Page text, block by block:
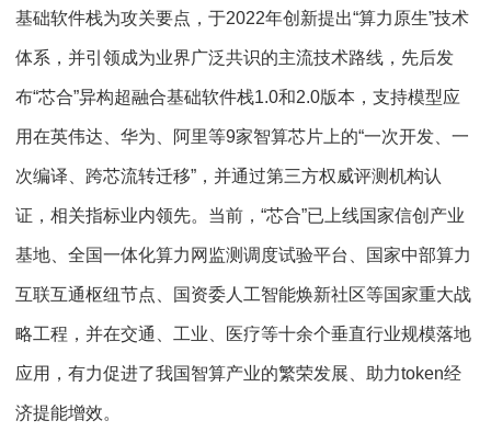
基础软件栈为攻关要点，于2022年创新提出“算力原生”技术
体系，并引领成为业界广泛共识的主流技术路线，先后发
布“芯合”异构超融合基础软件栈1.0和2.0版本，支持模型应
用在英伟达、华为、阿里等9家智算芯片上的“一次开发、一
次编译、跨芯流转迁移”，并通过第三方权威评测机构认
证，相关指标业内领先。当前，“芯合”已上线国家信创产业
基地、全国一体化算力网监测调度试验平台、国家中部算力
互联互通枢纽节点、国资委人工智能焕新社区等国家重大战
略工程，并在交通、工业、医疗等十余个垂直行业规模落地
应用，有力促进了我国智算产业的繁荣发展、助力token经
济提能增效。